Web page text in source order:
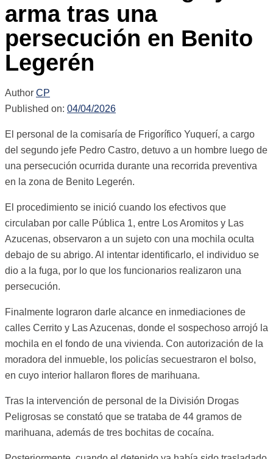
arma tras una
persecución en Benito
Legerén
Author CP
Published on: 04/04/2026
El personal de la comisaría de Frigorífico Yuquerí, a cargo
del segundo jefe Pedro Castro, detuvo a un hombre luego de
una persecución ocurrida durante una recorrida preventiva
en la zona de Benito Legerén.
El procedimiento se inició cuando los efectivos que
circulaban por calle Pública 1, entre Los Aromitos y Las
Azucenas, observaron a un sujeto con una mochila oculta
debajo de su abrigo. Al intentar identificarlo, el individuo se
dio a la fuga, por lo que los funcionarios realizaron una
persecución.
Finalmente lograron darle alcance en inmediaciones de
calles Cerrito y Las Azucenas, donde el sospechoso arrojó la
mochila en el fondo de una vivienda. Con autorización de la
moradora del inmueble, los policías secuestraron el bolso,
en cuyo interior hallaron flores de marihuana.
Tras la intervención de personal de la División Drogas
Peligrosas se constató que se trataba de 44 gramos de
marihuana, además de tres bochitas de cocaína.